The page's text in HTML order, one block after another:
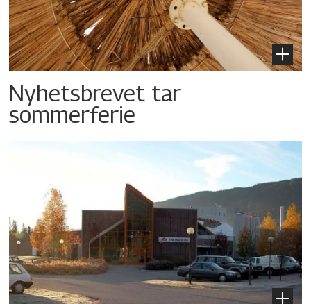
Nyhetsbrevet tar
sommerferie